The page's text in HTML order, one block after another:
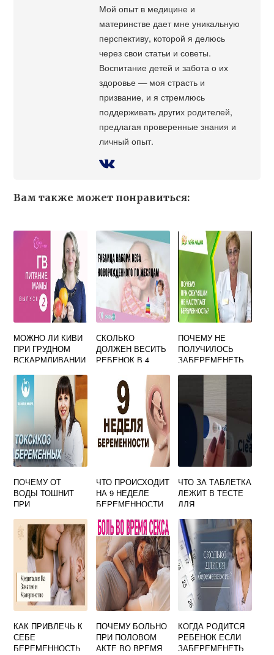
Мой опыт в медицине и
материнстве дает мне уникальную
перспективу, которой я делюсь
через свои статьи и советы.
Воспитание детей и забота о их
здоровье — моя страсть и
призвание, и я стремлюсь
поддерживать других родителей,
предлагая проверенные знания и
личный опыт.
Вам также может понравиться:
МОЖНО ЛИ КИВИ
ПРИ ГРУДНОМ
ВСКАРМЛИВАНИИ
ГРУДНОГО
ВСКАРМЛИВАНИЯ
СКОЛЬКО
ДОЛЖЕН ВЕСИТЬ
РЕБЕНОК В 4
ТАБЛИЦА ВЕСА И
РОСТА
ПОЧЕМУ НЕ
ПОЛУЧИЛОСЬ
ЗАБЕРЕМЕНЕТЬ
ФОРУМ
ПОЧЕМУ ОТ
ВОДЫ ТОШНИТ
ПРИ
ЧТО ПРОИСХОДИТ
НА 9 НЕДЕЛЕ
БЕРЕМЕННОСТИ
ЧТО ЗА ТАБЛЕТКА
ЛЕЖИТ В ТЕСТЕ
ДЛЯ
КЛЕАР БЛЮ
КАК ПРИВЛЕЧЬ К
СЕБЕ
БЕРЕМЕННОСТЬ
ПОЧЕМУ БОЛЬНО
ПРИ ПОЛОВОМ
АКТЕ ВО ВРЕМЯ
КОГДА РОДИТСЯ
РЕБЕНОК ЕСЛИ
ЗАБЕРЕМЕНЕТЬ